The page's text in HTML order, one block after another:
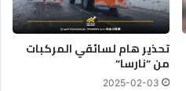
تحذير هام لسائقي المركبات
من ”نارسا”
2025-02-03